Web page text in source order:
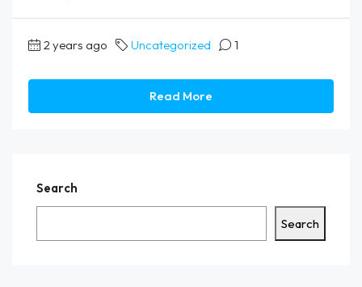
2 years ago Uncategorized 1
Read More
Search
Search